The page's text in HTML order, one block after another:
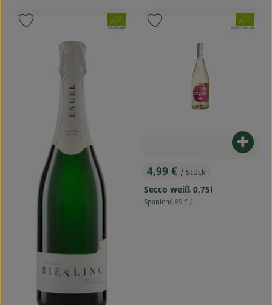
, Verband:
, Kontrollstelle:
DE-ÖKO-007
Produkt zu Favouriten hinzufügen
, Preis:
4,99 € / Stück
Secco weiß 0,75l
, Herkunft:
Spanien, Referenzpreis:
6,65 € / l
, Verband:
, Kontrollstelle:
ES-ECO-002-CM
Produkt zu Favouriten